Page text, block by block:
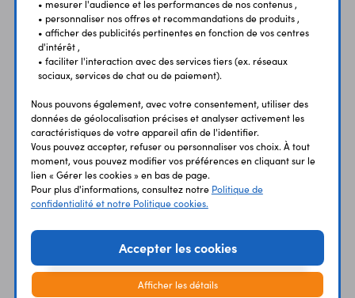
Accu Li-Ion MGL9072
3,6 Vcc - 7800 mAh
39,90 € TTC
• mesurer l'audience et les performances de nos contenus ,
• personnaliser nos offres et recommandations de produits ,
• afficher des publicités pertinentes en fonction de vos centres
d'intérêt ,
• faciliter l'interaction avec des services tiers (ex. réseaux
sociaux, services de chat ou de paiement).
Nous pouvons également, avec votre consentement, utiliser des
données de géolocalisation précises et analyser activement les
caractéristiques de votre appareil afin de l'identifier.
Vous pouvez accepter, refuser ou personnaliser vos choix. À tout
moment, vous pouvez modifier vos préférences en cliquant sur le
lien « Gérer les cookies » en bas de page.
Pour plus d'informations, consultez notre Politique de
confidentialité et notre Politique cookies.
Accepter les cookies
Afficher les détails